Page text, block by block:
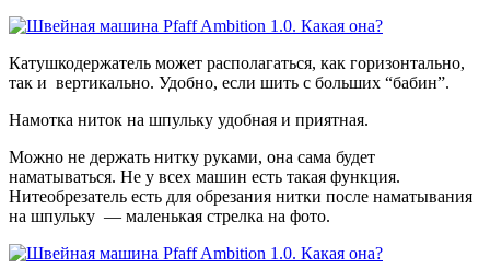
Катушкодержатель может располагаться, как горизонтально,
так и вертикально. Удобно, если шить с больших “бабин”.
Намотка ниток на шпульку удобная и приятная.
Можно не держать нитку руками, она сама будет
наматываться. Не у всех машин есть такая функция.
Нитеобрезатель есть для обрезания нитки после наматывания
на шпульку — маленькая стрелка на фото.